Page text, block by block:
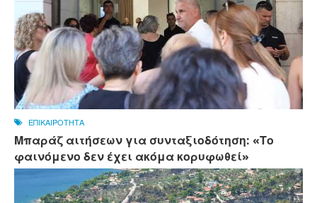
ΕΠΙΚΑΙΡΟΤΗΤΑ
Μπαράζ αιτήσεων για συνταξιοδότηση: «Το
φαινόμενο δεν έχει ακόμα κορυφωθεί»